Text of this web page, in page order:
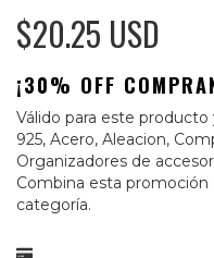
$20.25 USD
¡30% OFF
Válido para este
925, Acero, Aleacion,
Organizadores de
Combina esta
categoría.